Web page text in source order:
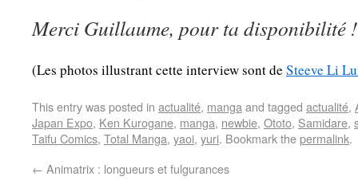
Merci Guillaume, pour ta disponibilité !
(Les photos illustrant cette interview sont de Steeve Li
This entry was posted in actualité, manga and tagged actualité,
Japan Expo, Ken Kurogane, manga, newbie, Ototo, Samidare,
Taifu Comics, Total Manga, yaoi, yuri. Bookmark thepermalink.
← Animatrix : longueurs et fulgurances